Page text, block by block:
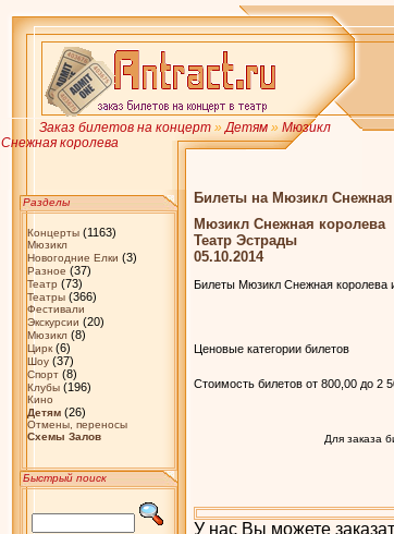
Заказ билетов на концерт»Детям» Мюзикл
Снежная королева
Разделы
Концерты(1163)
Мюзикл
Новогодние Елки (3)
Разное (37)
Театр (73)
Театры(366)
Фестивали
Экскурсии (20)
Мюзикл(8)
Цирк(6)
Шоу(37)
Спорт(8)
Клубы(196)
Кино
Детям(26)
Отмены, переносы
Схемы Залов
Быстрый поиск
Билеты на Мюзикл Снежная
Мюзикл Снежная королева
Театр Эстрады
05.10.2014
Билеты Мюзикл Снежная королева
Ценовые категории билетов
Стоимость билетов от 800,00 до 2
Для заказа
У нас Вы можете